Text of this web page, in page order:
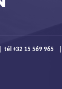
tél +32 15 569 965